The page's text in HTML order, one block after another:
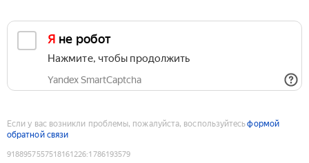
Я не робот
Нажмите, чтобы продолжить
Yandex SmartCaptcha
Если у вас возникли проблемы, пожалуйста, воспользуйтесьформой
обратной связи
9188957557518161226:1786193579